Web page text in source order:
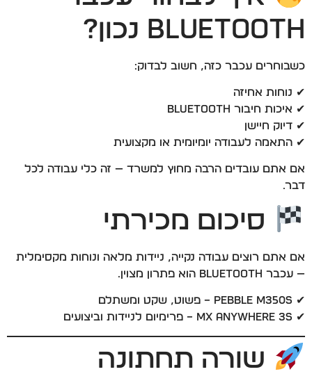
Bluetooth נכון?
כשבוחרים עכבר כזה, חשוב לבדוק:
✔ נוחות אחיזה
✔ איכות חיבור Bluetooth
✔ דיוק חיישן
✔ התאמה לעבודה יומיומית או מקצועית
אם אתם עובדים הרבה מחוץ למשרד — זה כלי עבודה לכל
דבר.
סיכום מכירתי
אם אתם רוצים עבודה נקייה, ניידות מלאה ונוחות מקסימלית
— עכבר Bluetooth הוא פתרון מצוין.
✔ Pebble M350S – פשוט, שקט ומשתלם
✔ MX Anywhere 3S – פרימיום לניידות וביצועים
שורה תחתונה